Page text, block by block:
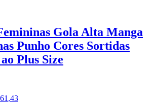
Gola Alta Manga
Punho Cores Sortidas
Plus Size
,43